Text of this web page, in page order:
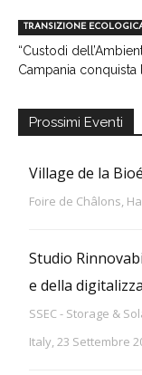
TRANSIZIONE
“Custodi
Campania conquista
Prossimi Eventi
Village de la
Foire de Châlons,
Studio
e della
SSEC - Storage &
Italy, 23 Settembre